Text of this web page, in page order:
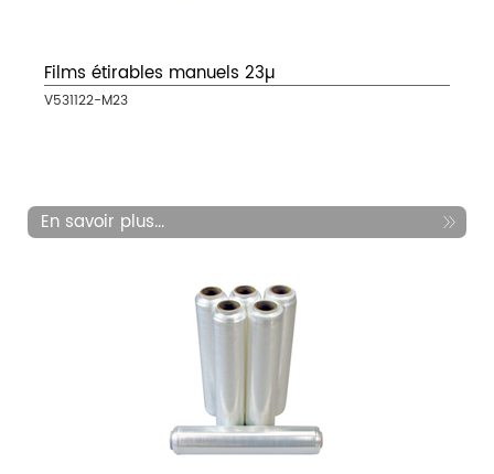
Films étirables manuels 23µ
V531122-M23
En savoir plus...